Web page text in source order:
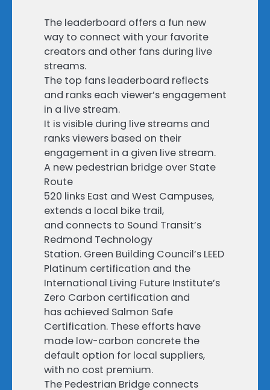
The leaderboard offers a fun new
way to connect with your favorite
creators and other fans during live
streams.
The top fans leaderboard reflects
and ranks each viewer’s engagement
in a live stream.
It is visible during live streams and
ranks viewers based on their
engagement in a given live stream.
A new pedestrian bridge over State
Route
520 links East and West Campuses,
extends a local bike trail,
and connects to Sound Transit’s
Redmond Technology
Station. Green Building Council’s LEED
Platinum certification and the
International Living Future Institute’s
Zero Carbon certification and
has achieved Salmon Safe
Certification. These efforts have
made low-carbon concrete the
default option for local suppliers,
with no cost premium.
The Pedestrian Bridge connects